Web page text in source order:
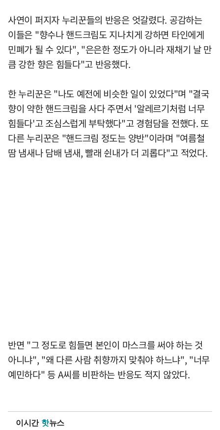
사연이 퍼지자 누리꾼들의 반응은 엇갈렸다. 공감하는
이들은 "향수나 핸드크림도 지나치게 강하면 타인에게
민폐가 될 수 있다", "은은한 정도가 아니라 재채기 날 만
큼 강한 향은 힘들다"고 반응했다.
한 누리꾼은 "나도 예전에 비슷한 일이 있었다"며 "결국
향이 약한 핸드크림을 사다 주면서 '알레르기처럼 너무
힘들다'고 조심스럽게 부탁했다"고 경험담을 전했다. 또
다른 누리꾼은 "핸드크림 정도는 양반"이라며 "여름철
땀 냄새나 담배 냄새, 빨래 쉰내가 더 괴롭다"고 적었다.
반면 "그 정도로 힘들면 본인이 마스크를 써야 하는 것
아니냐", "왜 다른 사람 취향까지 맞춰야 하느냐", "너무
예민하다" 등 A씨를 비판하는 반응도 적지 않았다.
이시간 핫뉴스